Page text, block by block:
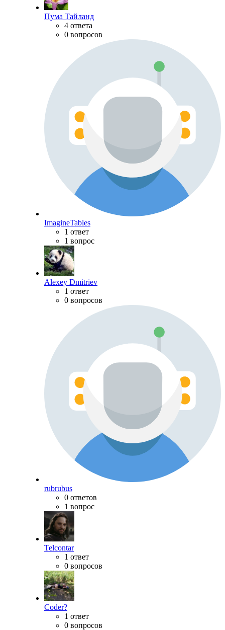
Пума Тайланд
4 ответа
0 вопросов
ImagineTables
1 ответ
1 вопрос
Alexey Dmitriev
1 ответ
0 вопросов
rubrubus
0 ответов
1 вопрос
Telcontar
1 ответ
0 вопросов
Coder?
1 ответ
0 вопросов